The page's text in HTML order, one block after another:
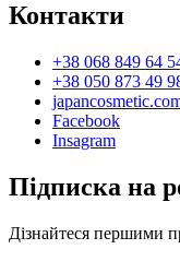
Контакти
+38 068 849 64
+38 050 873 49
Facebook
Insagram
Підписка на
Дізнайтеся першими